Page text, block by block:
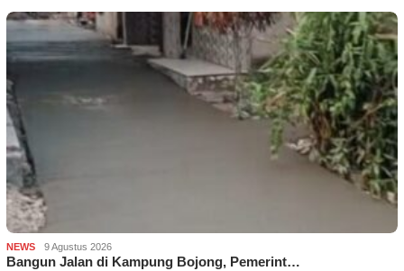
NEWS 9 Agustus 2026
Bangun Jalan di Kampung Bojong, Pemerint…